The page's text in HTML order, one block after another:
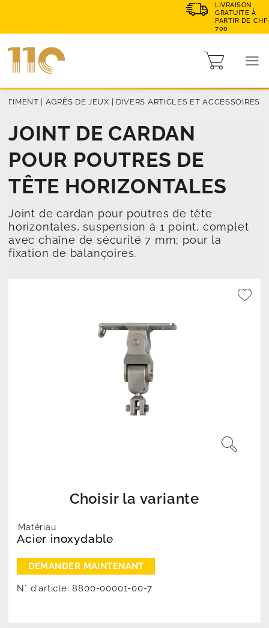
LIVRAISON
GRATUITE À
PARTIR DE CHF
700
AGRÈS DE JEUX DIVERS ARTICLES ET ACCESSOIRES
JOINT DE CARDAN
POUR POUTRES DE
TÊTE HORIZONTALES
Joint de cardan pour poutres de tête
horizontales, suspension à 1 point, complet
avec chaîne de sécurité 7 mm; pour la
fixation de balançoires.
Choisir la variante
Matériau
Acier inoxydable
N° d'article:8800-00001-00-7